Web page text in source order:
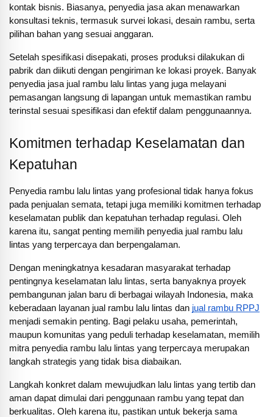
kontak bisnis. Biasanya, penyedia jasa akan menawarkan
konsultasi teknis, termasuk survei lokasi, desain rambu, serta
pilihan bahan yang sesuai anggaran.
Setelah spesifikasi disepakati, proses produksi dilakukan di
pabrik dan diikuti dengan pengiriman ke lokasi proyek. Banyak
penyedia jasa jual rambu lalu lintas yang juga melayani
pemasangan langsung di lapangan untuk memastikan rambu
terinstal sesuai spesifikasi dan efektif dalam penggunaannya.
Komitmen terhadap Keselamatan dan
Kepatuhan
Penyedia rambu lalu lintas yang profesional tidak hanya fokus
pada penjualan semata, tetapi juga memiliki komitmen terhadap
keselamatan publik dan kepatuhan terhadap regulasi. Oleh
karena itu, sangat penting memilih penyedia jual rambu lalu
lintas yang terpercaya dan berpengalaman.
Dengan meningkatnya kesadaran masyarakat terhadap
pentingnya keselamatan lalu lintas, serta banyaknya proyek
pembangunan jalan baru di berbagai wilayah Indonesia, maka
keberadaan layanan jual rambu lalu lintas dan jual rambu RPPJ
menjadi semakin penting. Bagi pelaku usaha, pemerintah,
maupun komunitas yang peduli terhadap keselamatan, memilih
mitra penyedia rambu lalu lintas yang terpercaya merupakan
langkah strategis yang tidak bisa diabaikan.
Langkah konkret dalam mewujudkan lalu lintas yang tertib dan
aman dapat dimulai dari penggunaan rambu yang tepat dan
berkualitas. Oleh karena itu, pastikan untuk bekerja sama